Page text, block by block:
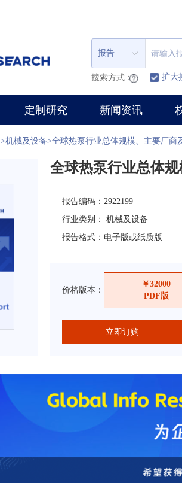
报告
搜索方式： 扩大
定制研究 新闻资讯
>机械及设备>全球热泵行业总体规模、主要厂商
全球热泵行业总体
报告编码：2922199
行业类别： 机械及设备
报告格式：电子版或纸质版
价格版本：
￥32000
PDF版
立即订购